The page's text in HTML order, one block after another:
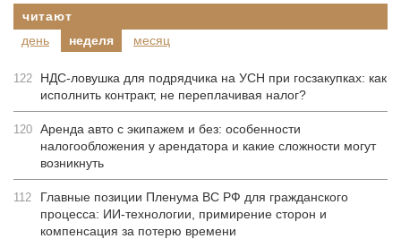
читают
день
неделя месяц
122
НДС-ловушка для подрядчика на УСН при госзакупках: как
исполнить контракт, не переплачивая налог?
120 Аренда авто с экипажем и без: особенности
налогообложения у арендатора и какие сложности могут
возникнуть
112
Главные позиции Пленума ВС РФ для гражданского
процесса: ИИ-технологии, примирение сторон и
компенсация за потерю времени